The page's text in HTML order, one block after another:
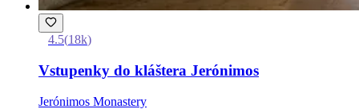
4.5(18k)
Vstupenky do kláštera Jerónimos
Jerónimos Monastery